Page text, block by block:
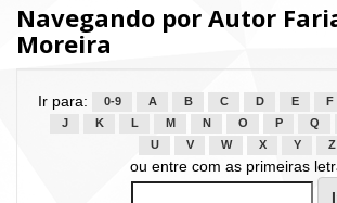
Navegando por Autor
Moreira
Ir para: 0-9 A B C D E F
J
K L M N O P Q
U
V W X Y Z
ou entre com as primeiras